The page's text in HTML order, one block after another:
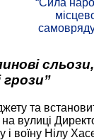
грози”
та
вулиці
воїну Нілу